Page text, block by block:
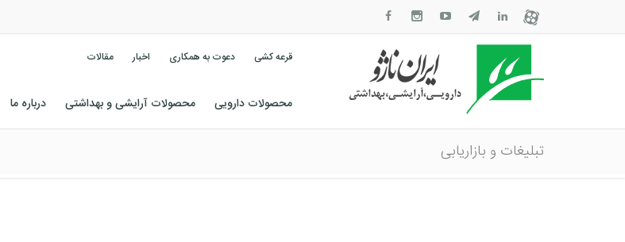
قرعه کشی دعوت به همکاری اخبار مقالات
محصولات دارویی محصولات آرایشی و بهداشتی درباره ما
تبلیغات و بازاریابی